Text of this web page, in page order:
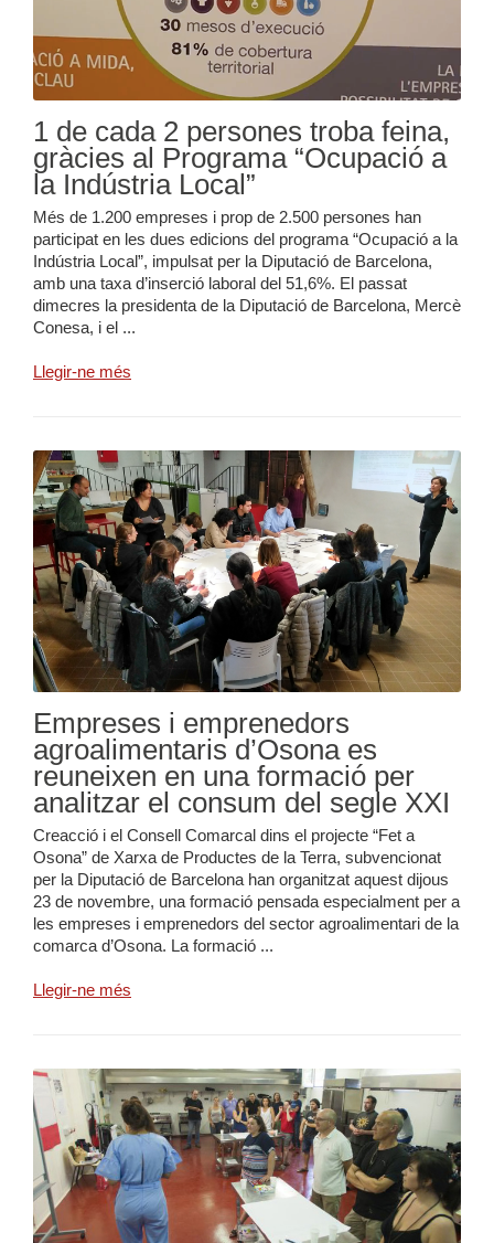
1 de cada 2 persones troba feina,
gràcies al Programa “Ocupació a
la Indústria Local”
Més de 1.200 empreses i prop de 2.500 persones han
participat en les dues edicions del programa “Ocupació a la
Indústria Local”, impulsat per la Diputació de Barcelona,
amb una taxa d’inserció laboral del 51,6%. El passat
dimecres la presidenta de la Diputació de Barcelona, Mercè
Conesa, i el ...
Llegir-ne més
Empreses i emprenedors
agroalimentaris d’Osona es
reuneixen en una formació per
analitzar el consum del segle XXI
Creacció i el Consell Comarcal dins el projecte “Fet a
Osona” de Xarxa de Productes de la Terra, subvencionat
per la Diputació de Barcelona han organitzat aquest dijous
23 de novembre, una formació pensada especialment per a
les empreses i emprenedors del sector agroalimentari de la
comarca d’Osona. La formació ...
Llegir-ne més